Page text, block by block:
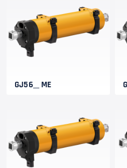
GJ56__ ME